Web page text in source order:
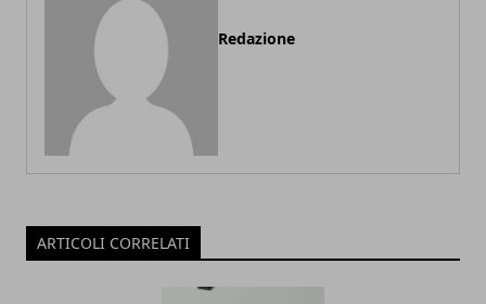
Redazione
ARTICOLI CORRELATI